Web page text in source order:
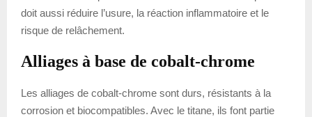
doit aussi réduire l’usure, la réaction inflammatoire et le
risque de relâchement.
Alliages à base de cobalt-chrome
Les alliages de cobalt-chrome sont durs, résistants à la
corrosion et biocompatibles. Avec le titane, ils font partie